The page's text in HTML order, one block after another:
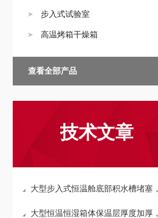
步入式试验室
高温烤箱干燥箱
查看全部产品
技术文章
大型步入式恒温舱底部积水槽堵塞，会反向拉高箱内湿度吗？
大型恒温恒湿箱体保温层厚度加厚，会延长升降温时长吗？